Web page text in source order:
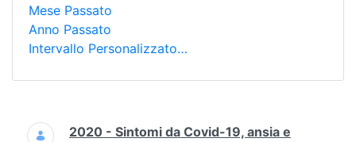
Mese Passato
Anno Passato
Intervallo Personalizzato…
Ricerca
2020 - Sintomi da Covid-19, ansia e